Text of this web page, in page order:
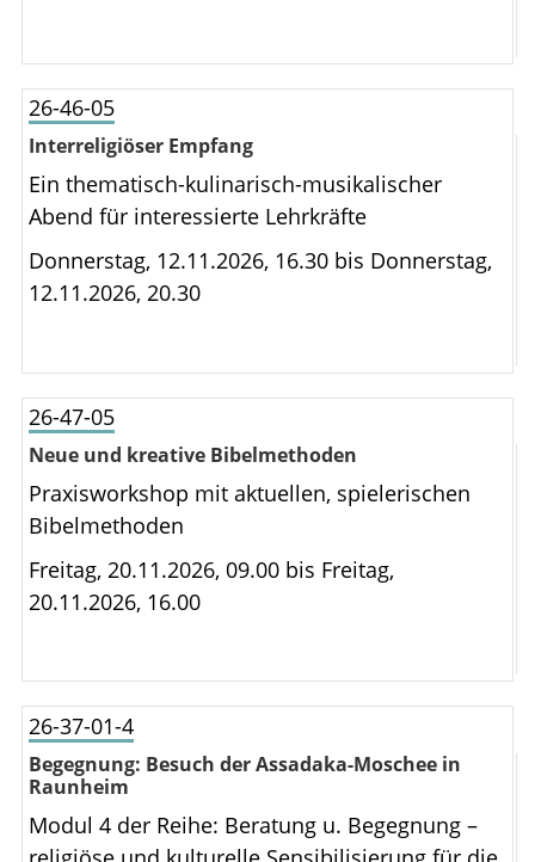
26-46-05
Interreligiöser Empfang
Ein thematisch-kulinarisch-musikalischer
Abend für interessierte Lehrkräfte
Donnerstag, 12.11.2026, 16.30 bis Donnerstag,
12.11.2026, 20.30
26-47-05
Neue und kreative Bibelmethoden
Praxisworkshop mit aktuellen, spielerischen
Bibelmethoden
Freitag, 20.11.2026, 09.00 bis Freitag,
20.11.2026, 16.00
26-37-01-4
Begegnung: Besuch der Assadaka-Moschee in
Raunheim
Modul 4 der Reihe: Beratung u. Begegnung –